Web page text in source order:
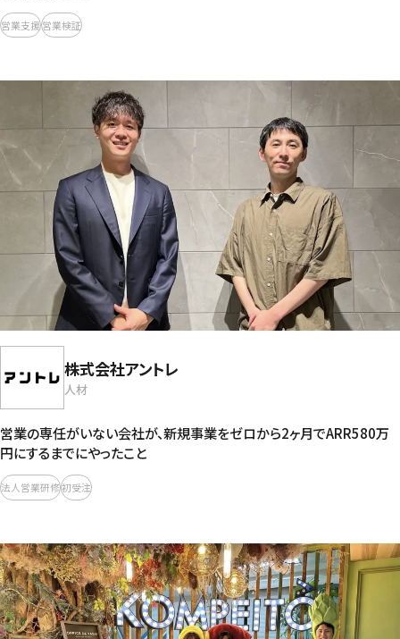
営業支援営業検証
株式会社アントレ
人材
営業の専任がいない会社が、新規事業をゼロから2ヶ月でARR580万
円にするまでにやったこと
法人営業研修初受注